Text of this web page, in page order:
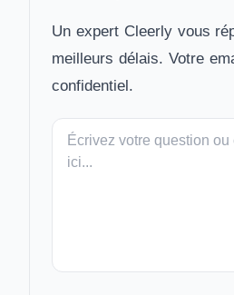
Un expert Cleerly vous
meilleurs délais. Votre
confidentiel.
Votre
message